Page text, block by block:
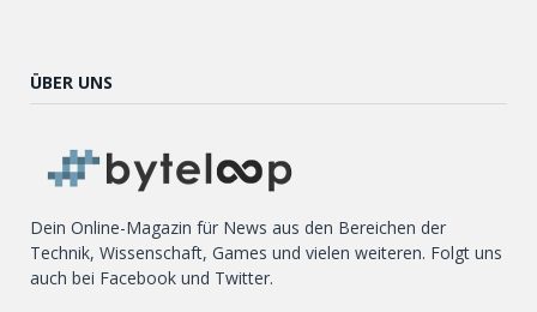
ÜBER UNS
Dein Online-Magazin für News aus den Bereichen der
Technik, Wissenschaft, Games und vielen weiteren. Folgt uns
auch bei Facebook und Twitter.